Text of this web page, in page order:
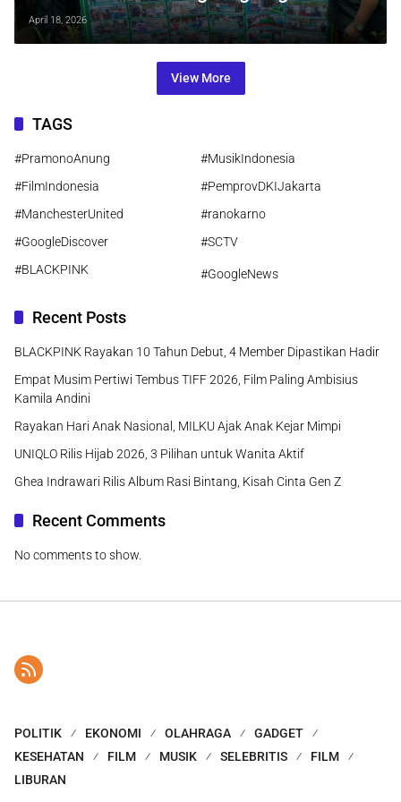
Jumat Berkah di Gang Sempit
Krendang
April 18, 2026
View More
TAGS
#PramonoAnung
#MusikIndonesia
#FilmIndonesia
#PemprovDKIJakarta
#ManchesterUnited
#ranokarno
#GoogleDiscover
#SCTV
#BLACKPINK
#GoogleNews
Recent Posts
BLACKPINK Rayakan 10 Tahun Debut, 4 Member Dipastikan Hadir
Empat Musim Pertiwi Tembus TIFF 2026, Film Paling Ambisius
Kamila Andini
Rayakan Hari Anak Nasional, MILKU Ajak Anak Kejar Mimpi
UNIQLO Rilis Hijab 2026, 3 Pilihan untuk Wanita Aktif
Ghea Indrawari Rilis Album Rasi Bintang, Kisah Cinta Gen Z
Recent Comments
No comments to show.
POLITIK EKONOMI OLAHRAGA
GADGET
KESEHATAN
FILM MUSIK SELEBRITIS
FILM
LIBURAN